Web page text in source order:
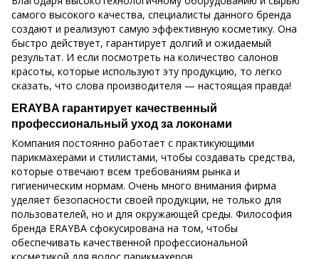
самого высокого качества, специалисты данного бренда
создают и реализуют самую эффективную косметику. Она
быстро действует, гарантирует долгий и ожидаемый
результат. И если посмотреть на количество салонов
красоты, которые используют эту продукцию, то легко
сказать, что слова производителя — настоящая правда!
ERAYBA гарантирует качественный
профессиональный уход за локонами
Компания постоянно работает с практикующими
парикмахерами и стилистами, чтобы создавать средства,
которые отвечают всем требованиям рынка и
гигиеническим нормам. Очень много внимания фирма
уделяет безопасности своей продукции, не только для
пользователей, но и для окружающей среды. Философия
бренда ERAYBA сфокусирована на том, чтобы
обеспечивать качественной профессиональной